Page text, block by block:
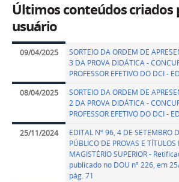
Últimos conteúdos criados
usuário
09/04/2025
SORTEIO DA ORDEM DE
3 DA PROVA DIDÁTICA -
PROFESSOR EFETIVO DO DCI -
08/04/2025
SORTEIO DA ORDEM DE
2 DA PROVA DIDÁTICA -
PROFESSOR EFETIVO DO DCI -
25/11/2024
EDITAL Nº 96, 4 DE SETEMBRO
PÚBLICO DE PROVAS E TÍTULOS
MAGISTÉRIO SUPERIOR -
publicado no DOU nº 226, em
pág. 71